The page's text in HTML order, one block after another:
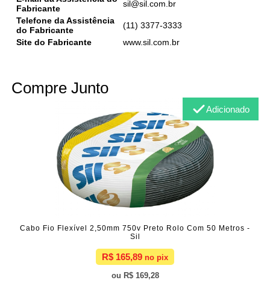
Fabricante
sil@sil.com.br
Telefone da Assistência
do Fabricante
(11) 3377-3333
Site do Fabricante
www.sil.com.br
Compre Junto
Cabo Fio Flexível 2,50mm 750v Preto Rolo Com 50 Metros -
Sil
R$ 165,89
R$ 169,28
Adicionado